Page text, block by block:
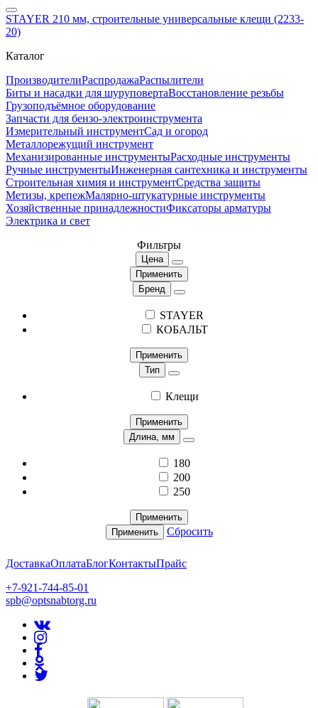
STAYER 210 мм, строительные универсальные клещи (2233-
20)
Каталог
ПроизводителиРаспродажаРаспылители
Биты и насадки для шуруповертаВосстановление резьбы
Грузоподъёмное оборудование
Запчасти для бензо-электроинструмента
Измерительный инструментСад и огород
Металлорежущий инструмент
Механизированные инструментыРасходные инструменты
Ручные инструментыИнженерная сантехника и инструменты
Строительная химия и инструментСредства защиты
Метизы, крепежМалярно-штукатурные инструменты
Хозяйственные принадлежностиФиксаторы арматуры
Электрика и свет
Фильтры
Цена
Применить
Бренд
STAYER
КОБАЛЬТ
Применить
Тип
Клещи
Применить
Длина, мм
180
200
250
Применить
Применить
Сбросить
ДоставкаОплатаБлогКонтактыПрайс
+7-921-744-85-01
spb@optsnabtorg.ru